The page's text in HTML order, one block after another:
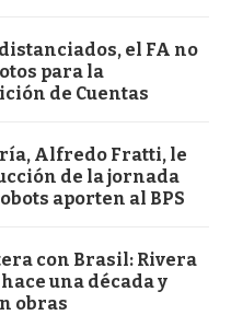
el FA no
para la
de Cuentas
Alfredo Fratti, le
de la jornada
aporten al BPS
con Brasil: Rivera
una década y
obras